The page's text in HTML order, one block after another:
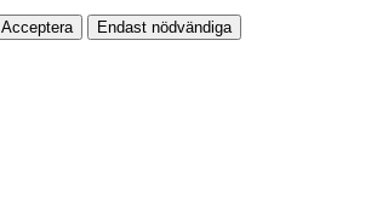
Acceptera Endast nödvändiga